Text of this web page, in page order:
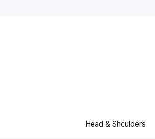
Head & Shoulders